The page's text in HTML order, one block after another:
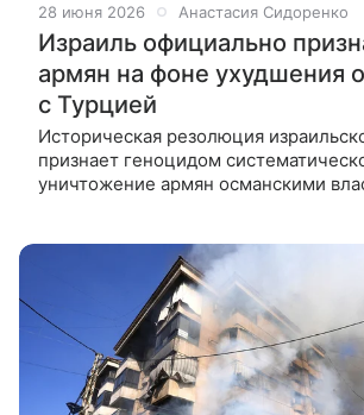
28 июня 2026 Анастасия Сидоренко
Израиль официально
армян на фоне ухудшения
с Турцией
Историческая резолюция
признает геноцидом
уничтожение армян османскими